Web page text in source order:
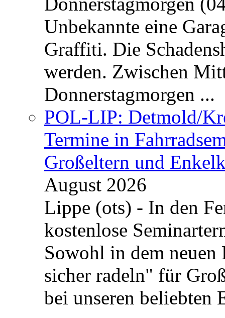
Unbekannte eine
Graffiti. Die
werden. Zwischen
Donnerstagmorgen ...
POL-LIP: Detmold/
Termine in
Großeltern und
August 2026
Lippe (ots) - In den
kostenlose
Sowohl in dem neuen
sicher radeln" für
bei unseren beliebten